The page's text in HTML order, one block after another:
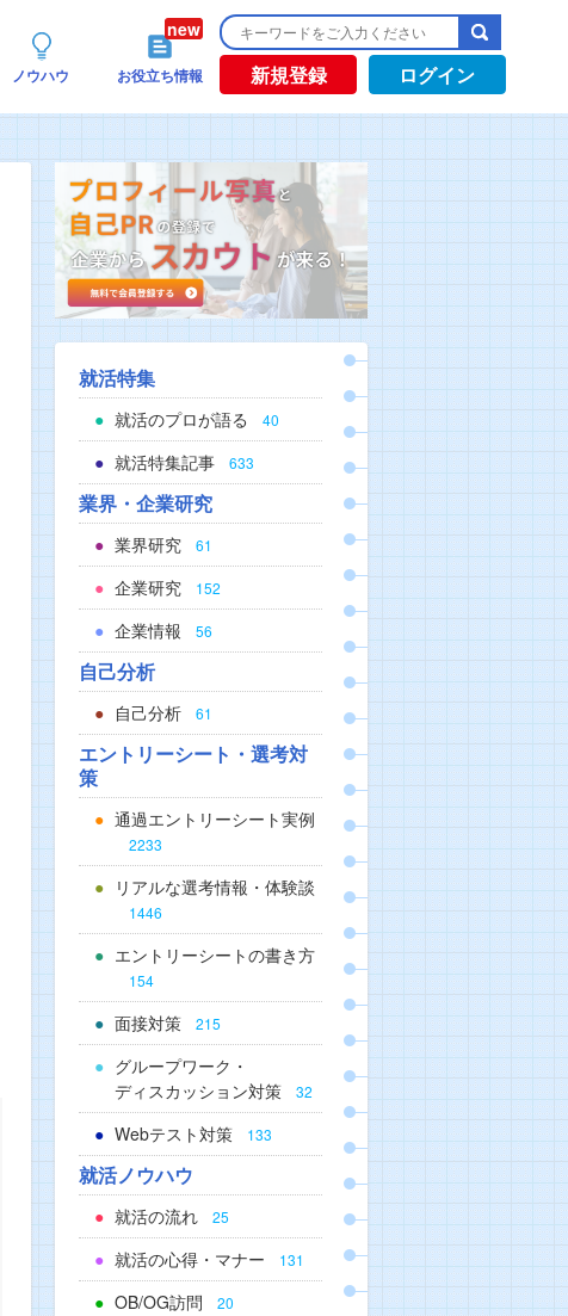
ノウハウ お役立ち情報 新規登録 ログイン
就活特集
就活のプロが語る 40
就活特集記事 633
業界・企業研究
業界研究 61
企業研究 152
企業情報 56
自己分析
自己分析 61
エントリーシート・選考対
策
通過エントリーシート実例
2233
リアルな選考情報・体験談
1446
エントリーシートの書き方
154
面接対策 215
グループワーク・
ディスカッション対策
32
Webテスト対策 133
就活ノウハウ
就活の流れ 25
就活の心得・マナー 131
OB/OG訪問 20